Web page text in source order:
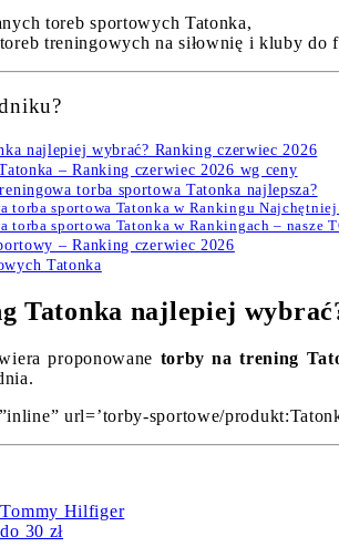
toreb sportowych Tatonka,
treningowych na siłownię i kluby do
najlepiej wybrać? Ranking czerwiec 2026
– Ranking czerwiec 2026 wg ceny
torba sportowa Tatonka najlepsza?
torba sportowa Tatonka w Rankingu Najchętniej
torba sportowa Tatonka w Rankingach – nasze
– Ranking czerwiec 2026
Tatonka
Tatonka najlepiej
proponowane torby na trening
url=’torby-sportowe/
Hilfiger
30 zł